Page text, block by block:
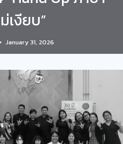
เงียบ”
January 31, 2026